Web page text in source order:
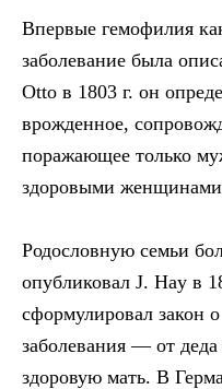
Впервые гемофилия
заболевание была
Otto в 1803 г. он
врожденное,
поражающее только
здоровыми
Родословную семьи
опубликовал J. Hay в
сформулировал закон
заболевания — от
здоровую мать. В